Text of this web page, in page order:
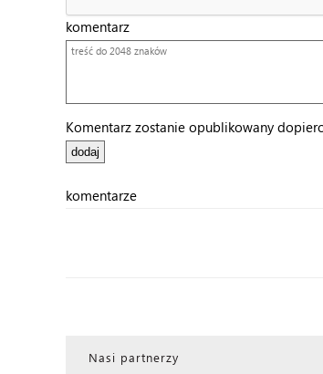
komentarz
Komentarz zostanie opublikowany
komentarze
Nasi partnerzy